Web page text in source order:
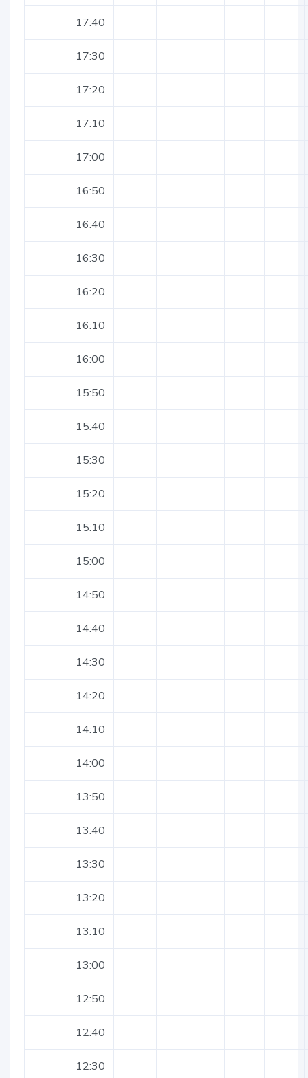
17:40
17:30
17:20
17:10
17:00
16:50
16:40
16:30
16:20
16:10
16:00
15:50
15:40
15:30
15:20
15:10
15:00
14:50
14:40
14:30
14:20
14:10
14:00
13:50
13:40
13:30
13:20
13:10
13:00
12:50
12:40
12:30